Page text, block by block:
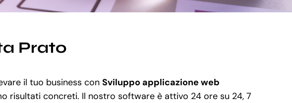
Prato
il tuo business con Sviluppo applicazione web
risultati concreti. Il nostro software è attivo 24 ore su 24, 7